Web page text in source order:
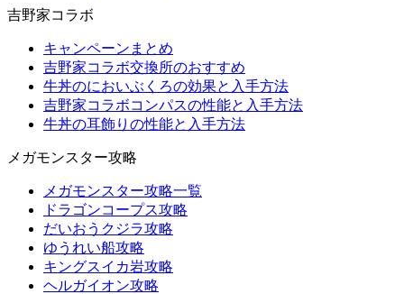
吉野家コラボ
キャンペーンまとめ
吉野家コラボ交換所のおすすめ
牛丼のにおいぶくろの効果と入手方法
吉野家コラボコンパスの性能と入手方法
牛丼の耳飾りの性能と入手方法
メガモンスター攻略
メガモンスター攻略一覧
ドラゴンコープス攻略
だいおうクジラ攻略
ゆうれい船攻略
キングスイカ岩攻略
ヘルガイオン攻略